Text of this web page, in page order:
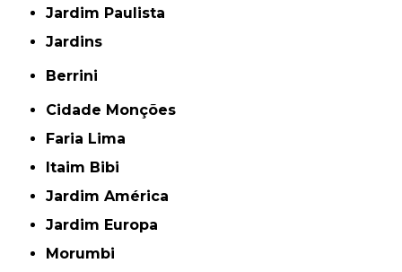
Jardim Paulista
Jardins
Berrini
Cidade Monções
Faria Lima
Itaim Bibi
Jardim América
Jardim Europa
Morumbi